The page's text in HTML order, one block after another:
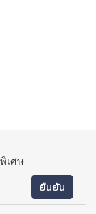
เศษ